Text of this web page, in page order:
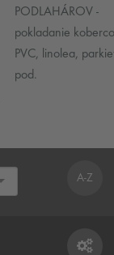
PODLAHÁROV -
pokladanie
PVC, linolea,
pod.
A-Z